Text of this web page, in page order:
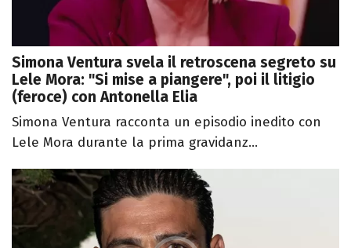
Simona Ventura svela il retroscena segreto su
Lele Mora: "Si mise a piangere", poi il litigio
(feroce) con Antonella Elia
Simona Ventura racconta un episodio inedito con
Lele Mora durante la prima gravidanz...